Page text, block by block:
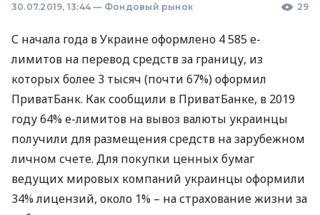
30.07.2019, 13:44 — Фондовый рынок 29
С начала года в Украине оформлено 4 585 е-
лимитов на перевод средств за границу, из
которых более 3 тысяч (почти 67%) оформил
ПриватБанк. Как сообщили в ПриватБанке, в 2019
году 64% е-лимитов на вывоз валюты украинцы
получили для размещения средств на зарубежном
личном счете. Для покупки ценных бумаг
ведущих мировых компаний украинцы оформили
34% лицензий, около 1% – на страхование жизни за